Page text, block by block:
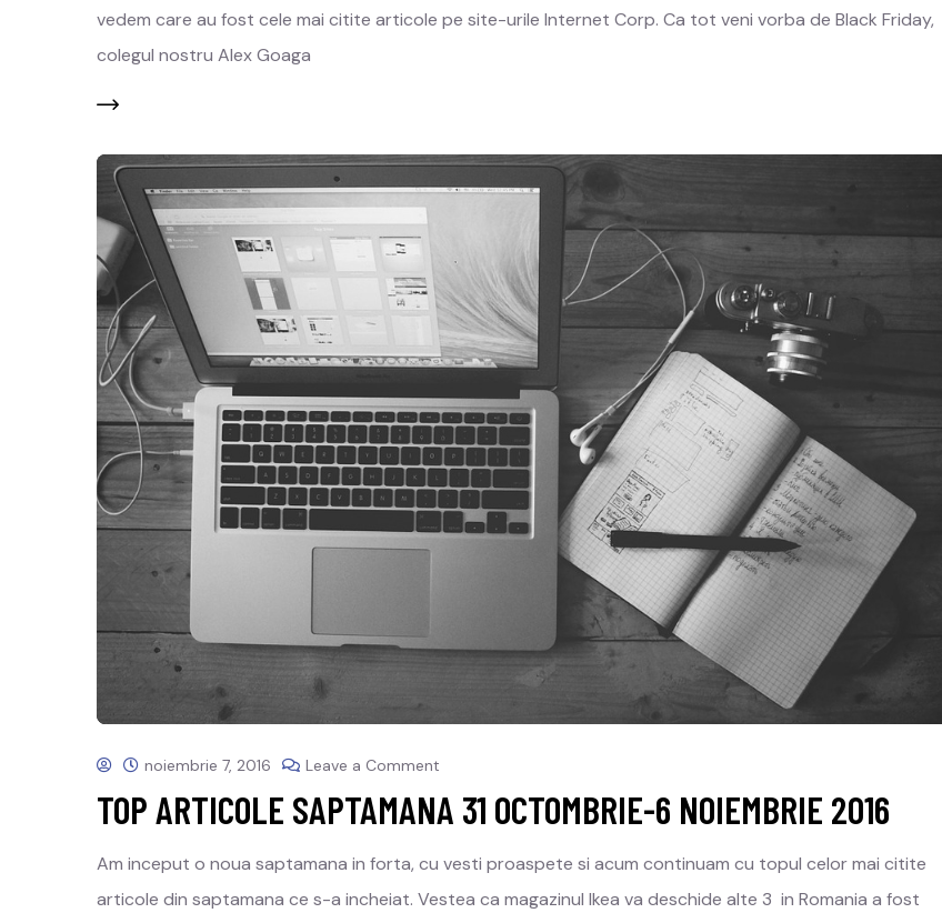
vedem care au fost cele mai citite articole pe site-urile Internet Corp. Ca tot veni vorba de Black Friday,
colegul nostru Alex Goaga
noiembrie 7, 2016 Leave a Comment
TOP ARTICOLE SAPTAMANA 31 OCTOMBRIE-6 NOIEMBRIE 2016
Am inceput o noua saptamana in forta, cu vesti proaspete si acum continuam cu topul celor mai citite
articole din saptamana ce s-a incheiat. Vestea ca magazinul Ikea va deschide alte 3 in Romania a fost